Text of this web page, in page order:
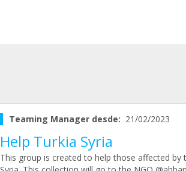
Teaming Manager desde: 21/02/2023
Help Turkia Syria
This group is created to help those affected by